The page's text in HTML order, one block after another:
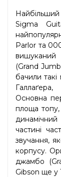
Sigma
Parlor та
(Grand
бачили такі
Основна
площа
частині
звучання,
корпусу.
джамбо
Gibson ще у